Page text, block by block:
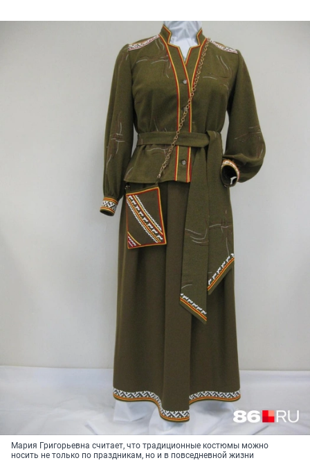
Мария Григорьевна считает, что традиционные костюмы можно
носить не только по праздникам, но и в повседневной жизни